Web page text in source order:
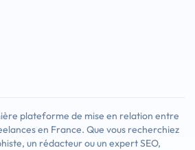
plateforme de mise en relation entre
en France. Que vous recherchiez
un rédacteur ou un expert SEO,